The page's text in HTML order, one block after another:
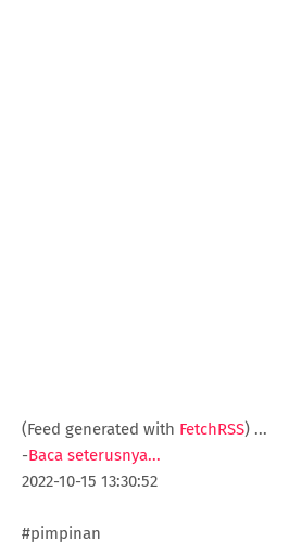
(Feed generated with FetchRSS) ...
-Baca seterusnya...
2022-10-15 13:30:52
#pimpinan